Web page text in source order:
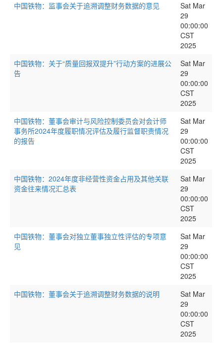
中国铁物：监事会关于追溯调整财务数据的意见
Sat Mar
29
00:00:00
CST
2025
中国铁物：关于“质量回报双提升”行动方案的进展公
告
Sat Mar
29
00:00:00
CST
2025
中国铁物：董事会审计与风险控制委员会对会计师
事务所2024年度履职情况评估及履行监督职责情况
的报告
Sat Mar
29
00:00:00
CST
2025
中国铁物：2024年度非经营性资金占用及其他关联
资金往来情况汇总表
Sat Mar
29
00:00:00
CST
2025
中国铁物：董事会对独立董事独立性评估的专项意
见
Sat Mar
29
00:00:00
CST
2025
中国铁物：董事会关于追溯调整财务数据的说明
Sat Mar
29
00:00:00
CST
2025